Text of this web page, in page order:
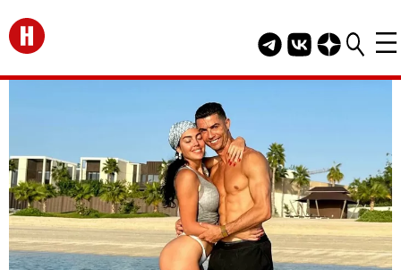
Перейти на главную
Telegram канал
Группа HELLO
Канал